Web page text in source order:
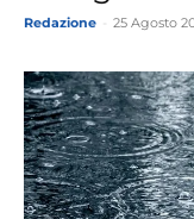
Redazione 25 Agosto